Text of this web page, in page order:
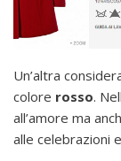
Un’altra
colore rosso.
all’amore ma
alle celebrazioni